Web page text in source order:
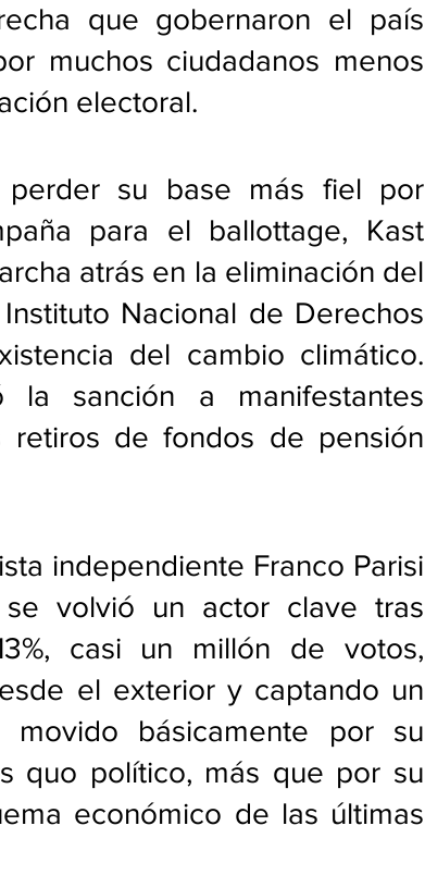
que gobernaron el país
muchos ciudadanos menos
electoral.
su base más fiel por
para el ballottage, Kast
atrás en la eliminación del
Nacional de Derechos
del cambio climático.
sanción a manifestantes
retiros de fondos de pensión
independiente Franco Parisi
volvió un actor clave tras
casi un millón de votos,
el exterior y captando un
básicamente por su
quo político, más que por su
económico de las últimas